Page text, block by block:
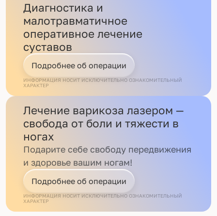
Диагностика и
малотравматичное
оперативное лечение
суставов
Подробнее об операции
ИНФОРМАЦИЯ НОСИТ ИСКЛЮЧИТЕЛЬНО ОЗНАКОМИТЕЛЬНЫЙ
ХАРАКТЕР
Лечение варикоза лазером —
свобода от боли и тяжести в
ногах
Подарите себе свободу передвижения
и здоровье вашим ногам!
Подробнее об операции
ИНФОРМАЦИЯ НОСИТ ИСКЛЮЧИТЕЛЬНО ОЗНАКОМИТЕЛЬНЫЙ
ХАРАКТЕР